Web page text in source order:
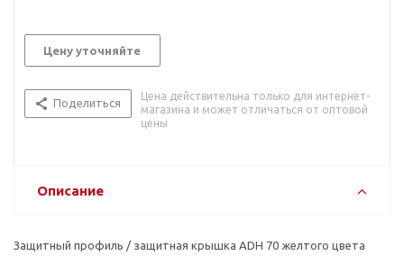
Цену уточняйте
Поделиться
Цена действительна только для интернет-
магазина и может отличаться от оптовой
цены
Описание
Защитный профиль / защитная крышка ADH 70 желтого цвета